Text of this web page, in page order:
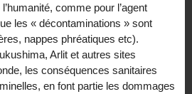
comme pour l’agent
les « décontaminations » sont
nappes phréatiques etc).
Arlit et autres sites
les conséquences sanitaires
en font partie les dommages